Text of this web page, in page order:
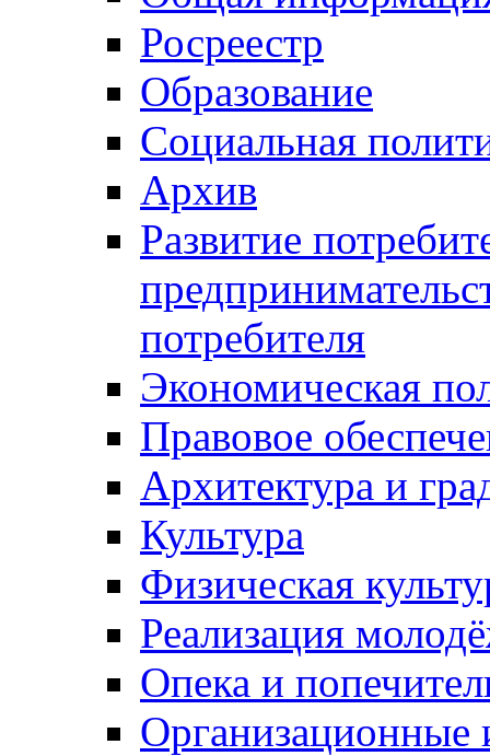
Росреестр
Образование
Социальная
Архив
Развитие
потребителя
Экономическая
Правовое
Архитектура и
Культура
Физическая
Реализация
Опека и